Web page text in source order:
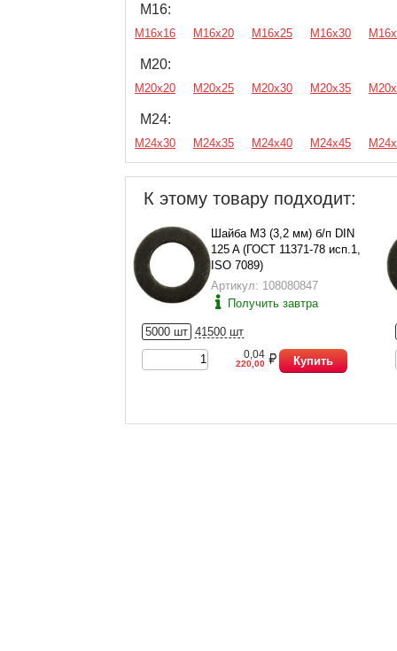
М16:
М16х16 М16х20 М16х25 М16х30
М20:
М20х20 М20х25 М20х30 М20х35
М24:
М24х30 М24х35 М24х40 М24х45
К этому товару подходит:
Шайба М3 (3,2 мм) б/п DIN
125 A (ГОСТ 11371-78 исп.1,
ISO 7089)
Артикул: 108080847
Получить завтра
5000 шт 41500 шт
0,04
220,00 Купить